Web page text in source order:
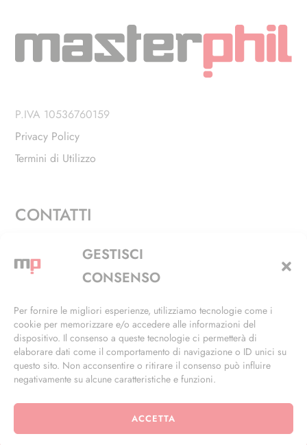
GESTISCI
CONSENSO
Per fornire le migliori esperienze, utilizziamo tecnologie come i
cookie per memorizzare e/o accedere alle informazioni del
dispositivo. Il consenso a queste tecnologie ci permetterà di
elaborare dati come il comportamento di navigazione o ID unici su
questo sito. Non acconsentire o ritirare il consenso può influire
negativamente su alcune caratteristiche e funzioni.
ACCETTA
P.IVA 10536760159
Privacy Policy
Termini di Utilizzo
CONTATTI
Via Alfieri, 27 - Trezzano Sul Naviglio (MI)
+39 02 4846 3155
info@masterphil.it